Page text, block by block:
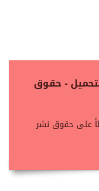
- حقوق
على حقوق نشر